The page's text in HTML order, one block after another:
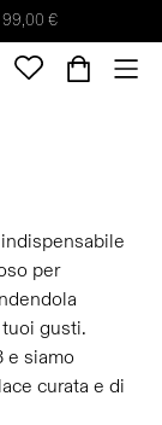
99,00 €
per
gusti.
e siamo
curata e di